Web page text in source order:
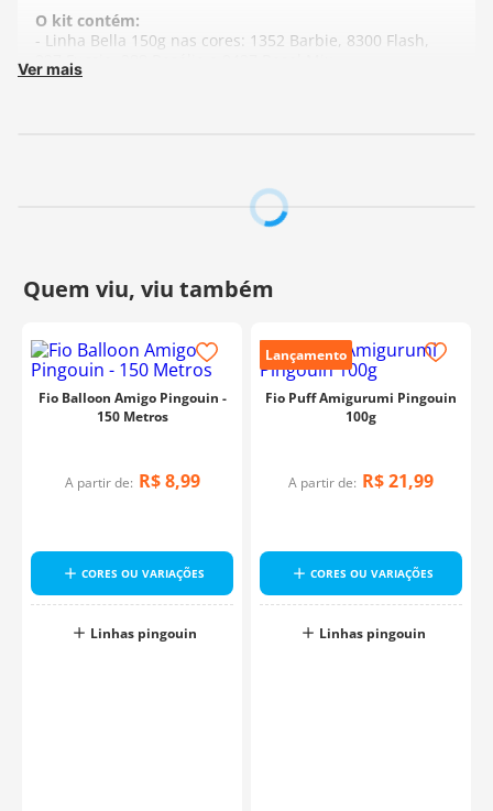
O kit contém:
- Linha Bella 150g nas cores: 1352 Barbie, 8300 Flash,
327 Fucsia, 388 Rosália e 9427 Rosal Mix
- Fio Kotini 200g nas cores: 2357 Pink Panther e 5345
- Linha Bikini 100g na cor: 4302 Soft
Fabricante:Pingouin
Ver mais
Fio Balloon Amigo Pingouin -
150 Metros
A partir de: R$ 8,99
CORES OU VARIAÇÕES
Linhas pingouin
Lançamento
Fio Puff Amigurumi Pingouin
100g
A partir de: R$21,99
CORES OU VARIAÇÕES
Linhas pingouin